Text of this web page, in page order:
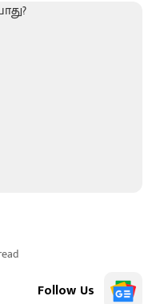
Follow Us